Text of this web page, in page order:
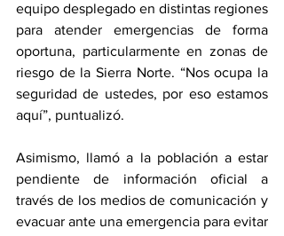
equipo desplegado en distintas regiones
para atender emergencias de forma
oportuna, particularmente en zonas de
riesgo de la Sierra Norte. “Nos ocupa la
seguridad de ustedes, por eso estamos
aquí”, puntualizó.
Asimismo, llamó a la población a estar
pendiente de información oficial a
través de los medios de comunicación y
evacuar ante una emergencia para evitar